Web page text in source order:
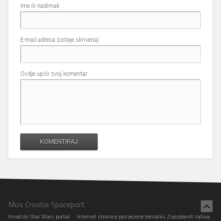
Ime ili nadimak
E-mail adresa (ostaje skrivena)
Ovdje upiši svoj komentar
KOMENTIRAJ
Mos Croatia Spaceport
hrvatski Star Wars portal · Internet stranice posvećene tematici Zvjezdanih ratova